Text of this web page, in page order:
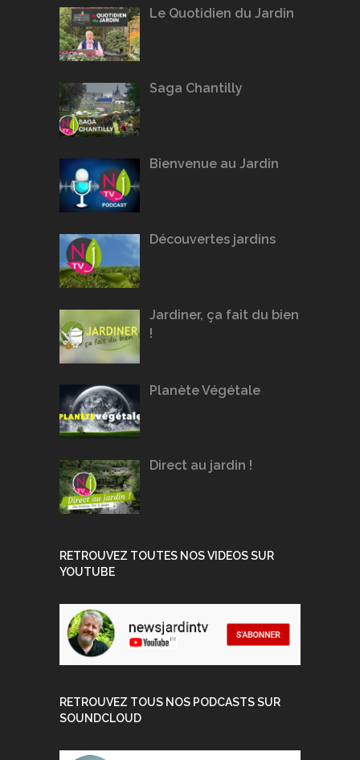
Le Quotidien du Jardin
Saga Chantilly
Bienvenue au Jardin
Découvertes jardins
Jardiner, ça fait du bien
!
Planète Végétale
Direct au jardin !
RETROUVEZ TOUTES NOS VIDEOS SUR
YOUTUBE
RETROUVEZ TOUS NOS PODCASTS SUR
SOUNDCLOUD